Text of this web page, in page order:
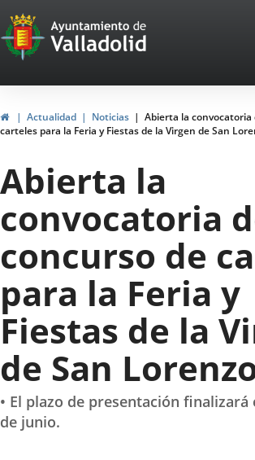
Portal
Web
del
Ayuntamiento
de
Valladolid
HomeActualidad Noticias
Abierta la convocatoria
carteles para la Feria y Fiestas de la Virgen de San
Abierta la
convocatoria
concurso de
para la Feria y
Fiestas de la
de San
• El plazo de presentación
de junio.